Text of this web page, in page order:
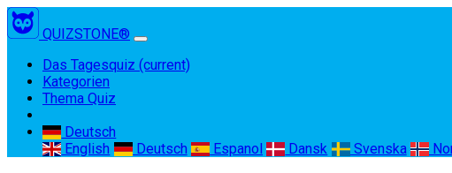
QUIZSTONE®
Das Tagesquiz (current)
Kategorien
Thema Quiz
Deutsch
English
Deutsch Espanol Dansk Svenska